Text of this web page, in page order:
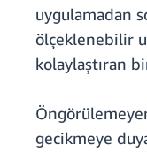
uygulamadan
ölçeklenebilir
kolaylaştıran
gecikmeye